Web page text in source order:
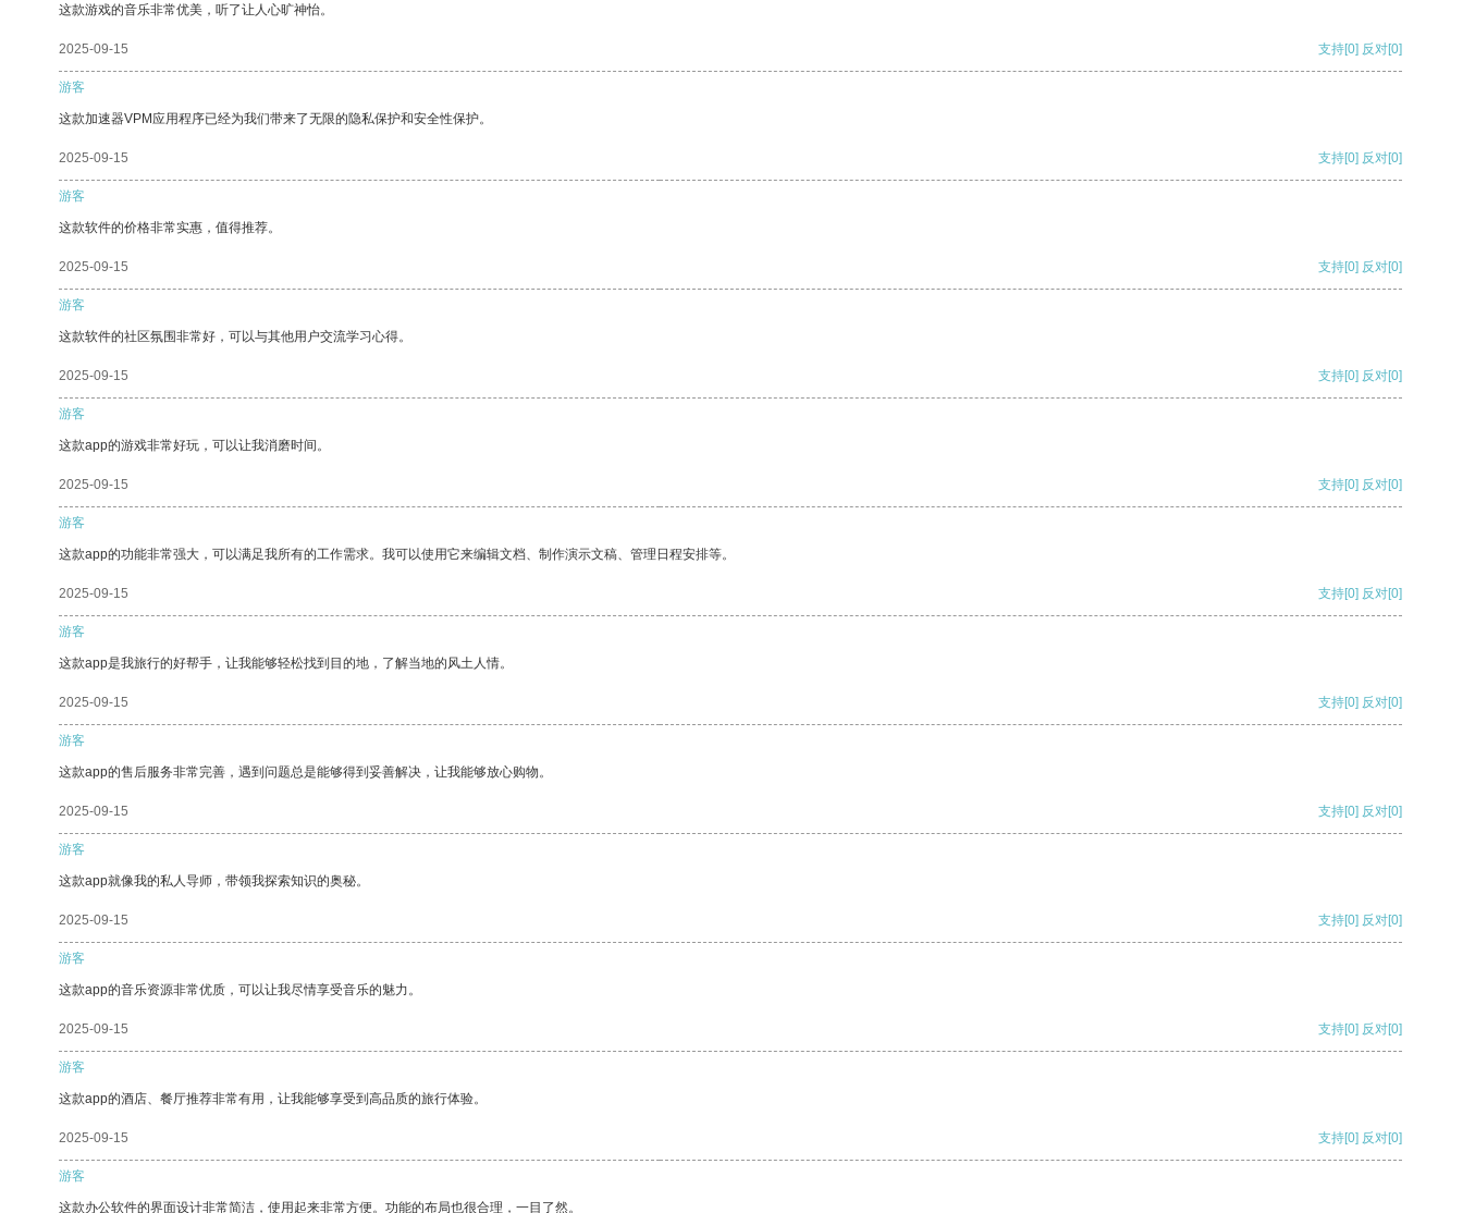
这款游戏的音乐非常优美，听了让人心旷神怡。
2025-09-15 支持[0] 反对[0]
游客
这款加速器VPM应用程序已经为我们带来了无限的隐私保护和安全性保护。
2025-09-15 支持[0] 反对[0]
游客
这款软件的价格非常实惠，值得推荐。
2025-09-15 支持[0] 反对[0]
游客
这款软件的社区氛围非常好，可以与其他用户交流学习心得。
2025-09-15 支持[0] 反对[0]
游客
这款app的游戏非常好玩，可以让我消磨时间。
2025-09-15 支持[0] 反对[0]
游客
这款app的功能非常强大，可以满足我所有的工作需求。我可以使用它来编辑文档、制作演示文稿、管理日程安排等。
2025-09-15 支持[0] 反对[0]
游客
这款app是我旅行的好帮手，让我能够轻松找到目的地，了解当地的风土人情。
2025-09-15 支持[0] 反对[0]
游客
这款app的售后服务非常完善，遇到问题总是能够得到妥善解决，让我能够放心购物。
2025-09-15 支持[0] 反对[0]
游客
这款app就像我的私人导师，带领我探索知识的奥秘。
2025-09-15 支持[0] 反对[0]
游客
这款app的音乐资源非常优质，可以让我尽情享受音乐的魅力。
2025-09-15 支持[0] 反对[0]
游客
这款app的酒店、餐厅推荐非常有用，让我能够享受到高品质的旅行体验。
2025-09-15 支持[0] 反对[0]
游客
这款办公软件的界面设计非常简洁，使用起来非常方便。功能的布局也很合理，一目了然。